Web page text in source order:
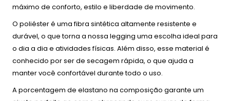
máximo de conforto, estilo e liberdade de movimento.
O poliéster é uma fibra sintética altamente resistente e
durável, o que torna a nossa legging uma escolha ideal para
o dia a dia e atividades físicas. Além disso, esse material é
conhecido por ser de secagem rápida, o que ajuda a
manter você confortável durante todo o uso.
A porcentagem de elastano na composição garante um